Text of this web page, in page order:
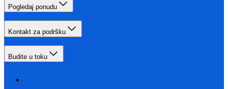
Pogledaj ponudu
Kontakt za podršku
Budite u toku